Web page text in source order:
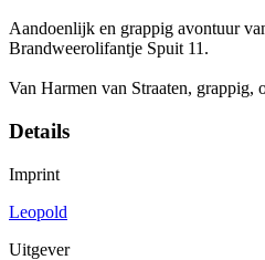
Aandoenlijk en grappig avontuur
Brandweerolifantje Spuit 11.
Van Harmen van Straaten, grappig,
Details
Imprint
Leopold
Uitgever